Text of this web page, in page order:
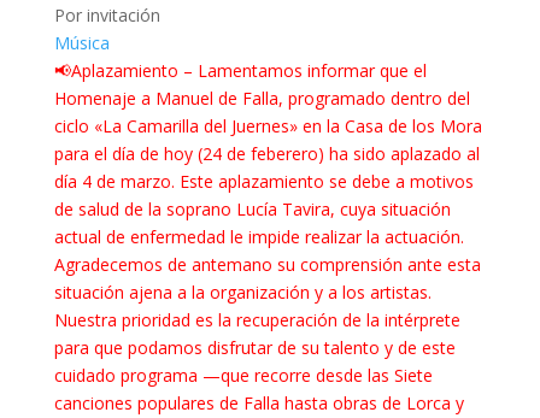
Por invitación
Música
📢Aplazamiento – Lamentamos informar que el
Homenaje a Manuel de Falla, programado dentro del
ciclo «La Camarilla del Juernes» en la Casa de los Mora
para el día de hoy (24 de feberero) ha sido aplazado al
día 4 de marzo. Este aplazamiento se debe a motivos
de salud de la soprano Lucía Tavira, cuya situación
actual de enfermedad le impide realizar la actuación.
Agradecemos de antemano su comprensión ante esta
situación ajena a la organización y a los artistas.
Nuestra prioridad es la recuperación de la intérprete
para que podamos disfrutar de su talento y de este
cuidado programa —que recorre desde las Siete
canciones populares de Falla hasta obras de Lorca y